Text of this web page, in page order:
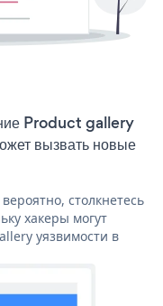
Product gallery
вызвать новые
столкнетесь
хакеры могут
уязвимости в